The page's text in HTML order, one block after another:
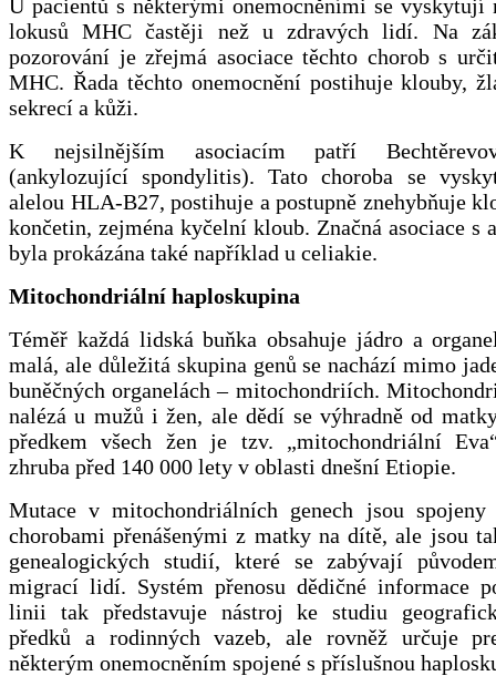
U pacientů s některými onemocněními se vyskytují
lokusů MHC častěji než u zdravých lidí. Na
pozorování je zřejmá asociace těchto chorob s
MHC. Řada těchto onemocnění postihuje klouby,
sekrecí a kůži.
K nejsilnějším asociacím patří
(ankylozující spondylitis). Tato choroba se
alelou HLA-B27, postihuje a postupně znehybňuje
končetin, zejména kyčelní kloub. Značná asociace s
byla prokázána také například u celiakie.
Mitochondriální haploskupina
Téměř každá lidská buňka obsahuje jádro a
malá, ale důležitá skupina genů se nachází mimo
buněčných organelách – mitochondriích.
nalézá u mužů i žen, ale dědí se výhradně od
předkem všech žen je tzv. „mitochondriální
zhruba před 140 000 lety v oblasti dnešní Etiopie.
Mutace v mitochondriálních genech jsou
chorobami přenášenými z matky na dítě, ale jsou
genealogických studií, které se zabývají
migrací lidí. Systém přenosu dědičné informace
linii tak představuje nástroj ke studiu
předků a rodinných vazeb, ale rovněž určuje
některým onemocněním spojené s příslušnou